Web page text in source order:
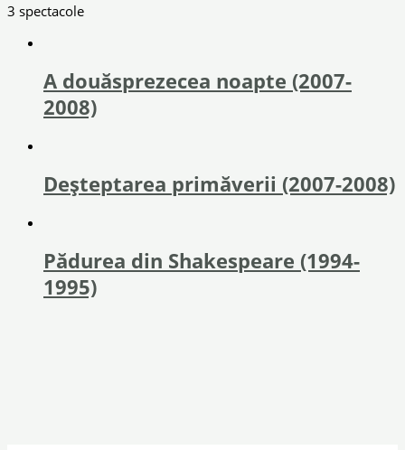
3 spectacole
A douăsprezecea noapte (2007-
2008)
Deșteptarea primăverii (2007-2008)
Pădurea din Shakespeare (1994-
1995)